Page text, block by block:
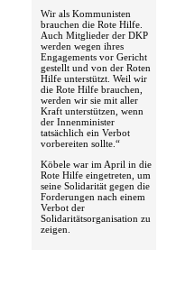
Wir als Kommunisten
brauchen die Rote Hilfe.
Auch Mitglieder der DKP
werden wegen ihres
Engagements vor Gericht
gestellt und von der Roten
Hilfe unterstützt. Weil wir
die Rote Hilfe brauchen,
werden wir sie mit aller
Kraft unterstützen, wenn
der Innenminister
tatsächlich ein Verbot
vorbereiten sollte.“
Köbele war im April in die
Rote Hilfe eingetreten, um
seine Solidarität gegen die
Forderungen nach einem
Verbot der
Solidaritätsorganisation zu
zeigen.